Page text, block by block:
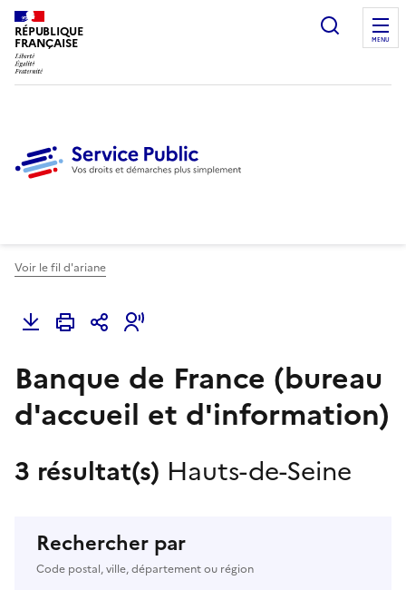
RÉPUBLIQUE
FRANÇAISE
Ouvrir
MENU
Voir le fil d'ariane
Banque de France (bureau
d'accueil et d'information)
3 résultat(s) Hauts-de-Seine
Rechercher par
Code postal, ville, département ou région